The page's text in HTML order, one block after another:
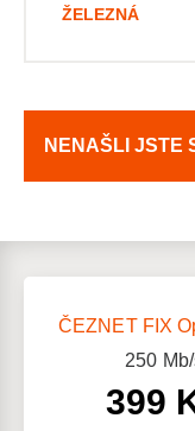
ŽELEZNÁ
NENAŠLI JSTE
ČEZNET FIX
250
399